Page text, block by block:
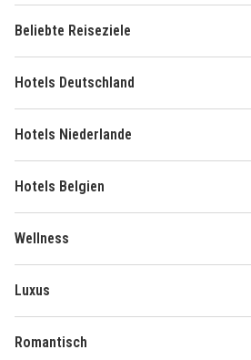
Beliebte Reiseziele
Hotels Deutschland
Hotels Niederlande
Hotels Belgien
Wellness
Luxus
Romantisch